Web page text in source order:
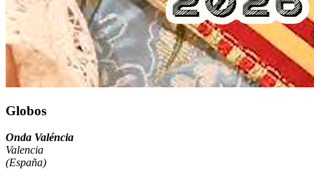
Globos
Onda Valéncia
Valencia
(España)